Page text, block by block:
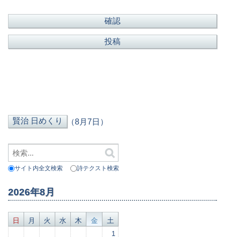
（8月7日）
サイト内全文検索 詩テクスト検索
2026年8月
日 月 火 水 木 金
土
1